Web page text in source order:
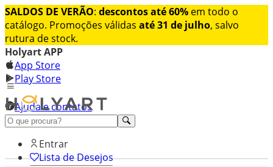
SALDOS DE VERÃO: descontos até 60% em todo o
catálogo. Promoções válidas até 31 de julho, salvo
rutura de stock.
Holyart APP
App Store
Play Store
Ajuda e contatos
Conheça premium
Entrar
Lista de Desejos